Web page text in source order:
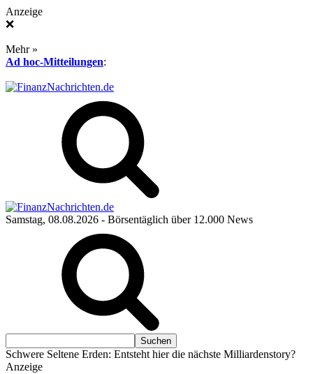
Anzeige
❌
Mehr »
Ad hoc-Mitteilungen:
Samstag, 08.08.2026 - Börsentäglich über 12.000 News
Schwere Seltene Erden: Entsteht hier die nächste Milliardenstory?
Anzeige